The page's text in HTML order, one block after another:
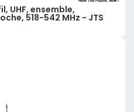
UHF, ensemble,
518-542 MHz - JTS